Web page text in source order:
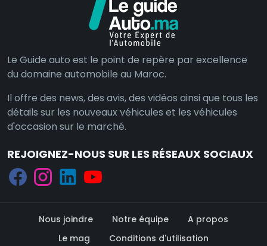
Le Guide auto est le point de repère par excellence
du domaine automobile au Maroc.
Il offre des news, des avis, des vidéos ainsi que tous les
détails sur les nouveaux véhicules et les véhicules
d'occasion sur le marché.
REJOIGNEZ-NOUS SUR LES RÉSEAUX SOCIAUX
Nous joindre Notre équipe
A propos
Le mag
Conditions d'utilisation